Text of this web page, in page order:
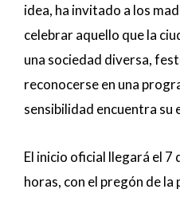
idea, ha invitado a los
celebrar aquello que la
una sociedad diversa,
reconocerse en una
sensibilidad encuentra su
El inicio oficial llegará el 7
horas, con el pregón de